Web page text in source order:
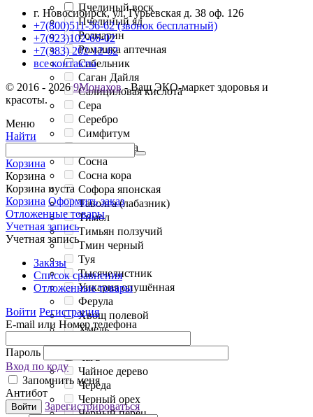
Пчелиный воск
Пчелиный яд
Розмарин
Ромашка аптечная
Сабельник
Саган Дайля
Салициловая кислота
Сера
Серебро
Симфитум
Сныть трава
Сосна
Сосна кора
Софора японская
Таволга (лабазник)
Тимол
Тимьян ползучий
Тмин черный
Туя
Тысячелистник
Ункария опушённая
Ферула
Хвощ полевой
Хмель
Чабрец
Чага
Чайное дерево
Череда
Черный орех
Черный перец
г. Новосибирск, ул. Гурьевская д. 38 оф. 126
+7(800)511-56-62 (звонок бесплатный)
+7(923)102-66-02
+7(383) 202-12-62
все контакты
© 2016 - 20269Монахов- Ваш ЭКО-маркет здоровья и
красоты.
Меню
Найти
Корзина
Корзина
Корзина пуста
Корзина Оформить заказ
Отложенные товары
Учетная запись
Учетная запись
Заказы
Список сравнения
Отложенные товары
Войти Регистрация
E-mail или Номер телефона
Пароль
Вход по коду
Запомнить меня
Антибот
Войти
Зарегистрироваться